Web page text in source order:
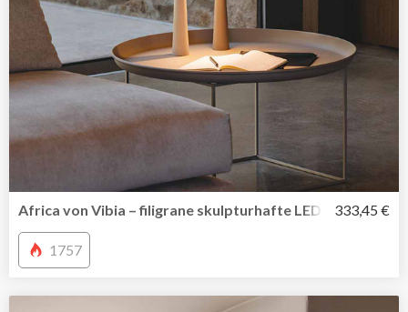
Africa von Vibia – filigrane skulpturhafte LED 333,45 €
1757